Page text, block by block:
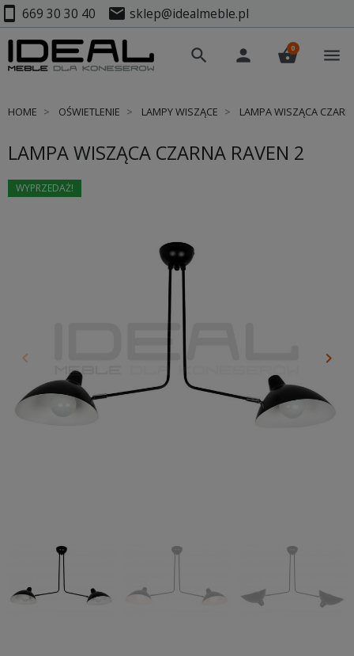
smartphone 669 30 30 40 mail sklep@idealmeble.pl
search person shopping_basket
0 menu
HOME OŚWIETLENIE LAMPY WISZĄCE LAMPA WISZĄCA
LAMPA WISZĄCA CZARNA RAVEN 2
WYPRZEDAŻ!
Poprzedni
keyboard_arrow_left keyboard_arrow_right